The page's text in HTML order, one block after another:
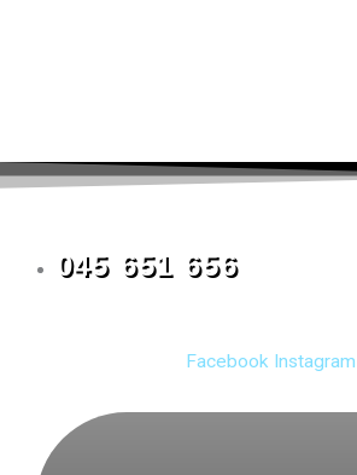
045 651 656
Facebook Instagram